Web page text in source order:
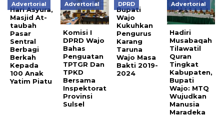
Advertorial
Hari Asyura,
Masjid At-
taubah
Pasar
Sentral
Berbagi
Berkah
Kepada
100 Anak
Yatim Piatu
Advertorial
Komisi I
DPRD Wajo
Bahas
Penguatan
TPTGR Dan
TPKD
Bersama
Inspektorat
Provinsi
Sulsel
DPRD
Bupati
Wajo
Kukuhkan
Pengurus
Karang
Taruna
Wajo Masa
Bakti 2019-
2024
Advertorial
Hadiri
Musabaqah
Tilawatil
Quran
Tingkat
Kabupaten,
Bupati
Wajo: MTQ
Wujudkan
Manusia
Maradeka